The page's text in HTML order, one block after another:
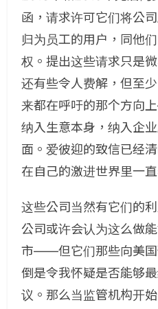
函，请求许可它们将公
归为员工的用户，同他
权。提出这些请求只是
还有些令人费解，但至
来都在呼吁的那个方向
纳入生意本身，纳入企
面。爱彼迎的致信已经
在自己的激进世界里一
这些公司当然有它们的
公司或许会认为这么做
市——但它们那些向美国
倒是令我怀疑是否能够
议。那么当监管机构开